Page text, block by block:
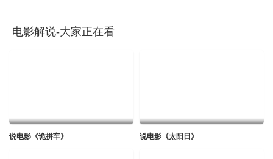
电影解说-大家正在看
说电影《诡拼车》 说电影《太阳日》